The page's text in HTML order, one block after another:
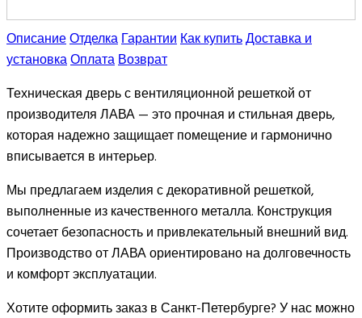
ОписаниеОтделкаГарантииКак купитьДоставка и
установкаОплатаВозврат
Техническая дверь с вентиляционной решеткой от
производителя ЛАВА — это прочная и стильная дверь,
которая надежно защищает помещение и гармонично
вписывается в интерьер.
Мы предлагаем изделия с декоративной решеткой,
выполненные из качественного металла. Конструкция
сочетает безопасность и привлекательный внешний вид.
Производство от ЛАВА ориентировано на долговечность
и комфорт эксплуатации.
Хотите оформить заказ в Санкт-Петербурге? У нас можно